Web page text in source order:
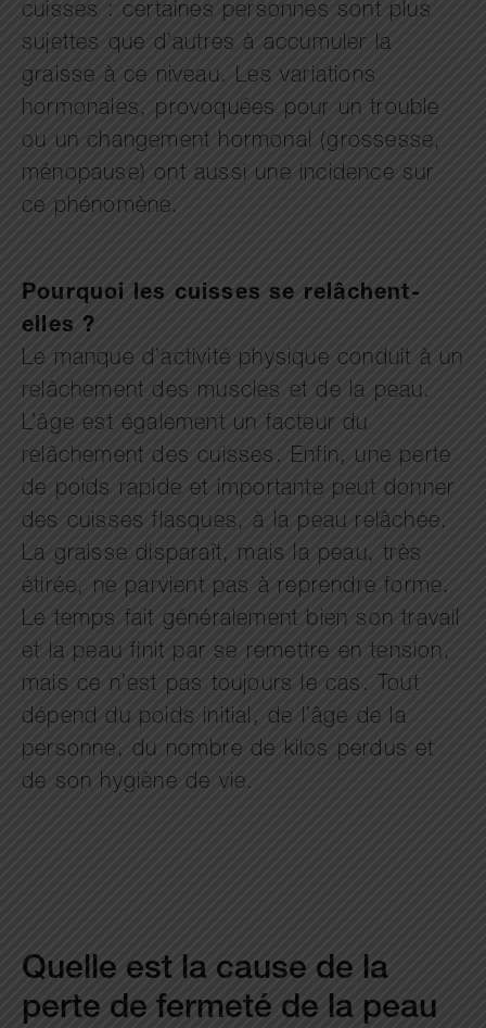
cuisses : certaines personnes sont plus
sujettes que d’autres à accumuler la
graisse à ce niveau. Les variations
hormonales, provoquées pour un trouble
ou un changement hormonal (grossesse,
ménopause) ont aussi une incidence sur
ce phénomène.
Pourquoi les cuisses se relâchent-
elles ?
Le manque d’activité physique conduit à un
relâchement des muscles et de la peau.
L’âge est également un facteur du
relâchement des cuisses. Enfin, une perte
de poids rapide et importante peut donner
des cuisses flasques, à la peau relâchée.
La graisse disparaît, mais la peau, très
étirée, ne parvient pas à reprendre forme.
Le temps fait généralement bien son travail
et la peau finit par se remettre en tension,
mais ce n’est pas toujours le cas. Tout
dépend du poids initial, de l’âge de la
personne, du nombre de kilos perdus et
de son hygiène de vie.
Quelle est la cause de la
perte de fermeté de la peau